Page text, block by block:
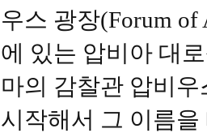
우스 광장(Forum
에 있는 압비아 대
마의 감찰관 압비
시작해서 그 이름